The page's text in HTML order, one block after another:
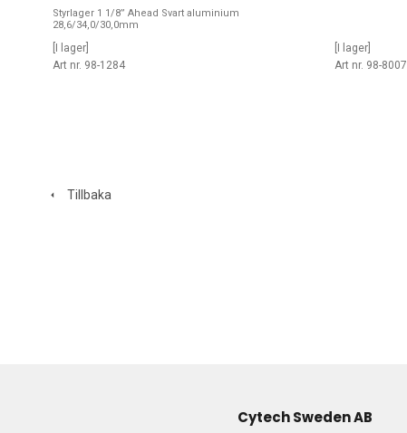
Styrlager 1 1/8” Ahead Svart aluminium
28,6/34,0/30,0mm
[I lager]
Art nr. 98-1284
[I lager]
Art nr. 98-8007
Tillbaka
Cytech Sweden AB